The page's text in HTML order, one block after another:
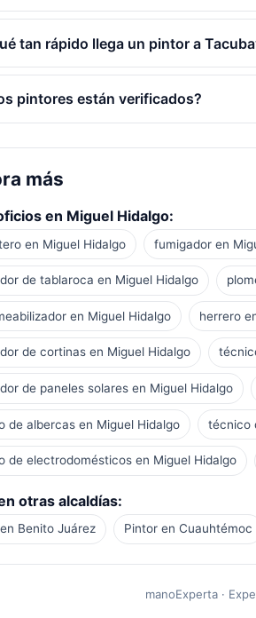
tan rápido llega un pintor a
pintores están verificados?
más
en Miguel Hidalgo:
en Miguel Hidalgo fumigador en
de tablaroca en Miguel Hidalgo
en Miguel Hidalgo herrero
de cortinas en Miguel Hidalgo
de paneles solares en Miguel Hidalgo
de albercas en Miguel Hidalgo técnico
de electrodomésticos en Miguel Hidalgo
otras alcaldías:
Benito Juárez Pintor en Cuauhtémoc
manoExperta ·